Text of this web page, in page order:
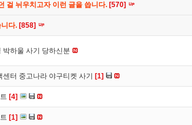
걸 뉘우치고자 이런 글을 씁니다. [570]
다. [858]
박하울 사기 당하신분
센터 중고나라 야구티켓 사기 [1]
[4]
[1]